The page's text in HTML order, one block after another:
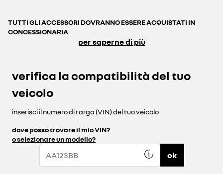
TUTTI GLI ACCESSORI DOVRANNO ESSERE ACQUISTATI IN
CONCESSIONARIA
per saperne di più
verifica la compatibilità del tuo
veicolo
inserisci il numero di targa (VIN) del tuo veicolo
dove posso trovare il mio VIN?
o selezionare un modello?
ok